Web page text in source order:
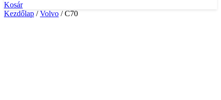
Kosár
Kezdőlap /Volvo / C70